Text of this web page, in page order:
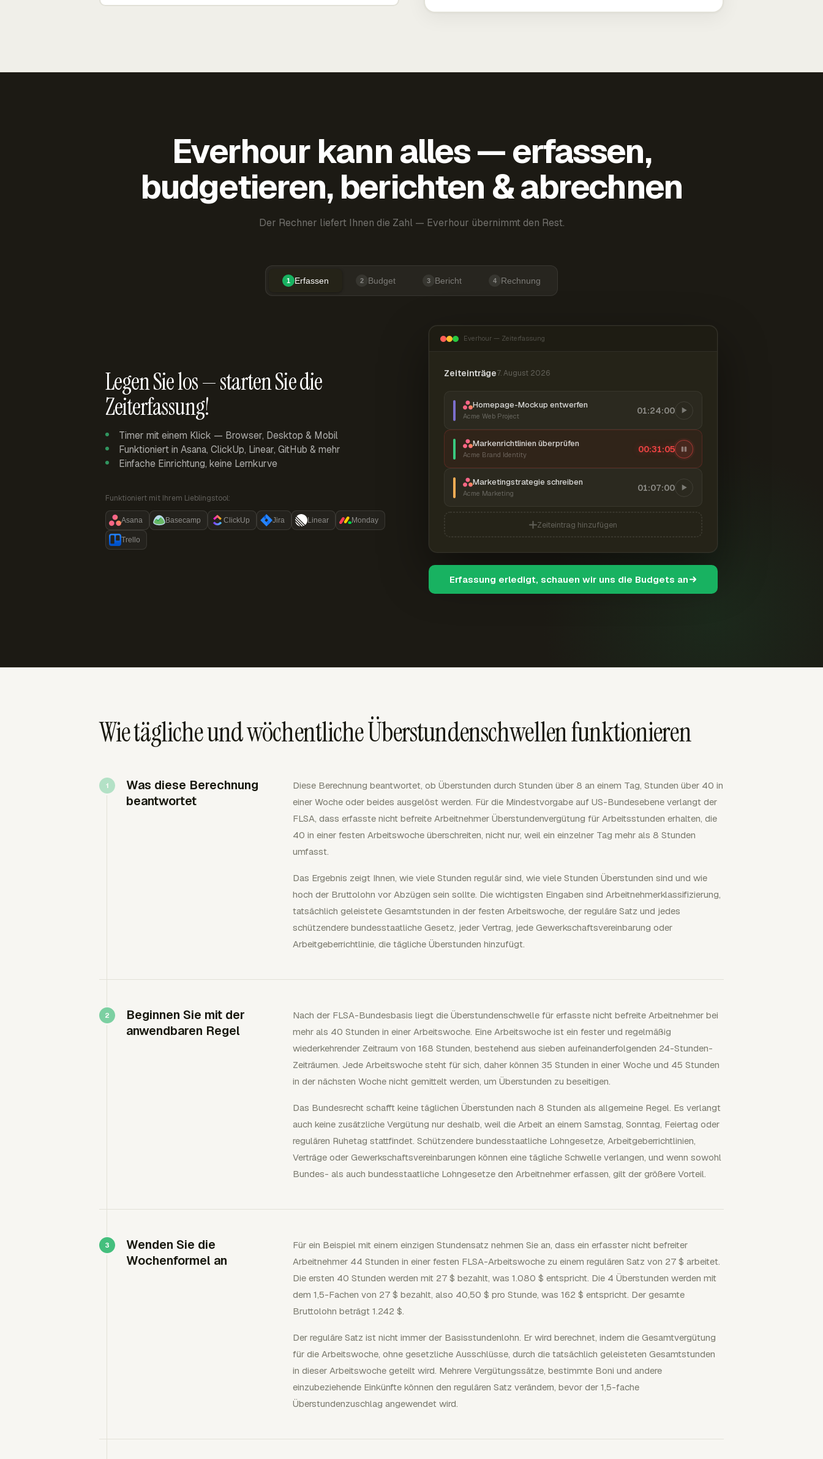
Everhour kann alles — erfassen,
budgetieren, berichten & abrechnen
Der Rechner liefert Ihnen die Zahl — Everhour übernimmt den Rest.
1 Erfassen 2 Budget 3 Bericht 4 Rechnung
Legen Sie los — starten Sie die
Zeiterfassung!
Timer mit einem Klick — Browser, Desktop & Mobil
Funktioniert in Asana, ClickUp, Linear, GitHub & mehr
Einfache Einrichtung, keine Lernkurve
Funktioniert mit Ihrem Lieblingstool:
Asana Basecamp ClickUp Jira Linear Monday
Trello
Everhour — Zeiterfassung
Zeiteinträge7. August 2026
Homepage-Mockup entwerfen
Acme Web Project
01:24:00
Markenrichtlinien überprüfen
Acme Brand Identity
00:31:06
Marketingstrategie schreiben
Acme Marketing
01:07:00
Zeiteintrag hinzufügen
Erfassung erledigt, schauen wir uns die Budgets an
Wie tägliche und wöchentliche Überstundenschwellen funktionieren
Was diese Berechnung
beantwortet
Diese Berechnung beantwortet, ob Überstunden durch Stunden über 8 an einem Tag, Stunden über 40 in
einer Woche oder beides ausgelöst werden. Für die Mindestvorgabe auf US-Bundesebene verlangt der
FLSA, dass erfasste nicht befreite Arbeitnehmer Überstundenvergütung für Arbeitsstunden erhalten, die
40 in einer festen Arbeitswoche überschreiten, nicht nur, weil ein einzelner Tag mehr als 8 Stunden
umfasst.
Das Ergebnis zeigt Ihnen, wie viele Stunden regulär sind, wie viele Stunden Überstunden sind und wie
hoch der Bruttolohn vor Abzügen sein sollte. Die wichtigsten Eingaben sind Arbeitnehmerklassifizierung,
tatsächlich geleistete Gesamtstunden in der festen Arbeitswoche, der reguläre Satz und jedes
schützendere bundesstaatliche Gesetz, jeder Vertrag, jede Gewerkschaftsvereinbarung oder
Arbeitgeberrichtlinie, die tägliche Überstunden hinzufügt.
Beginnen Sie mit der
anwendbaren Regel
Nach der FLSA-Bundesbasis liegt die Überstundenschwelle für erfasste nicht befreite Arbeitnehmer bei
mehr als 40 Stunden in einer Arbeitswoche. Eine Arbeitswoche ist ein fester und regelmäßig
wiederkehrender Zeitraum von 168 Stunden, bestehend aus sieben aufeinanderfolgenden 24-Stunden-
Zeiträumen. Jede Arbeitswoche steht für sich, daher können 35 Stunden in einer Woche und 45 Stunden
in der nächsten Woche nicht gemittelt werden, um Überstunden zu beseitigen.
Das Bundesrecht schafft keine täglichen Überstunden nach 8 Stunden als allgemeine Regel. Es verlangt
auch keine zusätzliche Vergütung nur deshalb, weil die Arbeit an einem Samstag, Sonntag, Feiertag oder
regulären Ruhetag stattfindet. Schützendere bundesstaatliche Lohngesetze, Arbeitgeberrichtlinien,
Verträge oder Gewerkschaftsvereinbarungen können eine tägliche Schwelle verlangen, und wenn sowohl
Bundes- als auch bundesstaatliche Lohngesetze den Arbeitnehmer erfassen, gilt der größere Vorteil.
Wenden Sie die
Wochenformel an
Für ein Beispiel mit einem einzigen Stundensatz nehmen Sie an, dass ein erfasster nicht befreiter
Arbeitnehmer 44 Stunden in einer festen FLSA-Arbeitswoche zu einem regulären Satz von 27 $ arbeitet.
Die ersten 40 Stunden werden mit 27 $ bezahlt, was 1.080 $ entspricht. Die 4 Überstunden werden mit
dem 1,5-Fachen von 27 $ bezahlt, also 40,50 $ pro Stunde, was 162 $ entspricht. Der gesamte
Bruttolohn beträgt 1.242 $.
Der reguläre Satz ist nicht immer der Basisstundenlohn. Er wird berechnet, indem die Gesamtvergütung
für die Arbeitswoche, ohne gesetzliche Ausschlüsse, durch die tatsächlich geleisteten Gesamtstunden
in dieser Arbeitswoche geteilt wird. Mehrere Vergütungssätze, bestimmte Boni und andere
einzubeziehende Einkünfte können den regulären Satz verändern, bevor der 1,5-fache
Überstundenzuschlag angewendet wird.